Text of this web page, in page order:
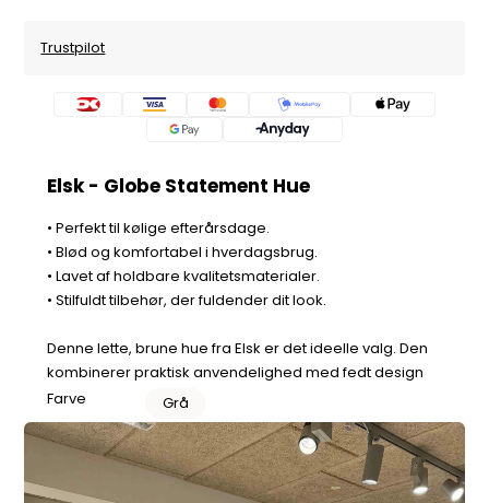
Trustpilot
Elsk - Globe Statement Hue
• Perfekt til kølige efterårsdage.
• Blød og komfortabel i hverdagsbrug.
• Lavet af holdbare kvalitetsmaterialer.
• Stilfuldt tilbehør, der fuldender dit look.
Denne lette, brune hue fra Elsk er det ideelle valg. Den
kombinerer praktisk anvendelighed med fedt design
Farve
Grå